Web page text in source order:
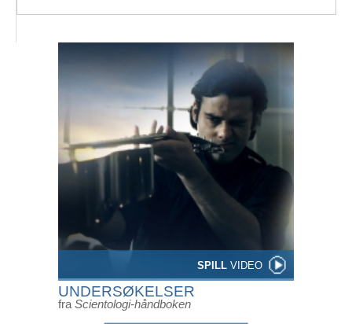
SPILL VIDEO
UNDERSØKELSER
fra Scientologi-håndboken